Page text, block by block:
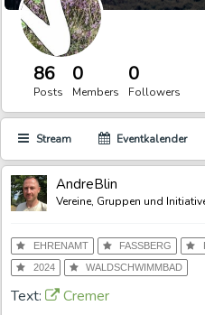
86
Posts
0
Members
0
Followers
Stream Eventkalender
AndreBlin
Vereine, Gruppen und
EHRENAMT FASSBERG
2024
WALDSCHWIMMBAD
Text: Cremer